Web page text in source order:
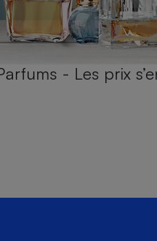
- Les prix